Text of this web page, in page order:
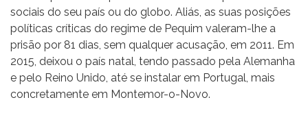
sociais do seu país ou do globo. Aliás, as suas posições
políticas críticas do regime de Pequim valeram-lhe a
prisão por 81 dias, sem qualquer acusação, em 2011. Em
2015, deixou o país natal, tendo passado pela Alemanha
e pelo Reino Unido, até se instalar em Portugal, mais
concretamente em Montemor-o-Novo.